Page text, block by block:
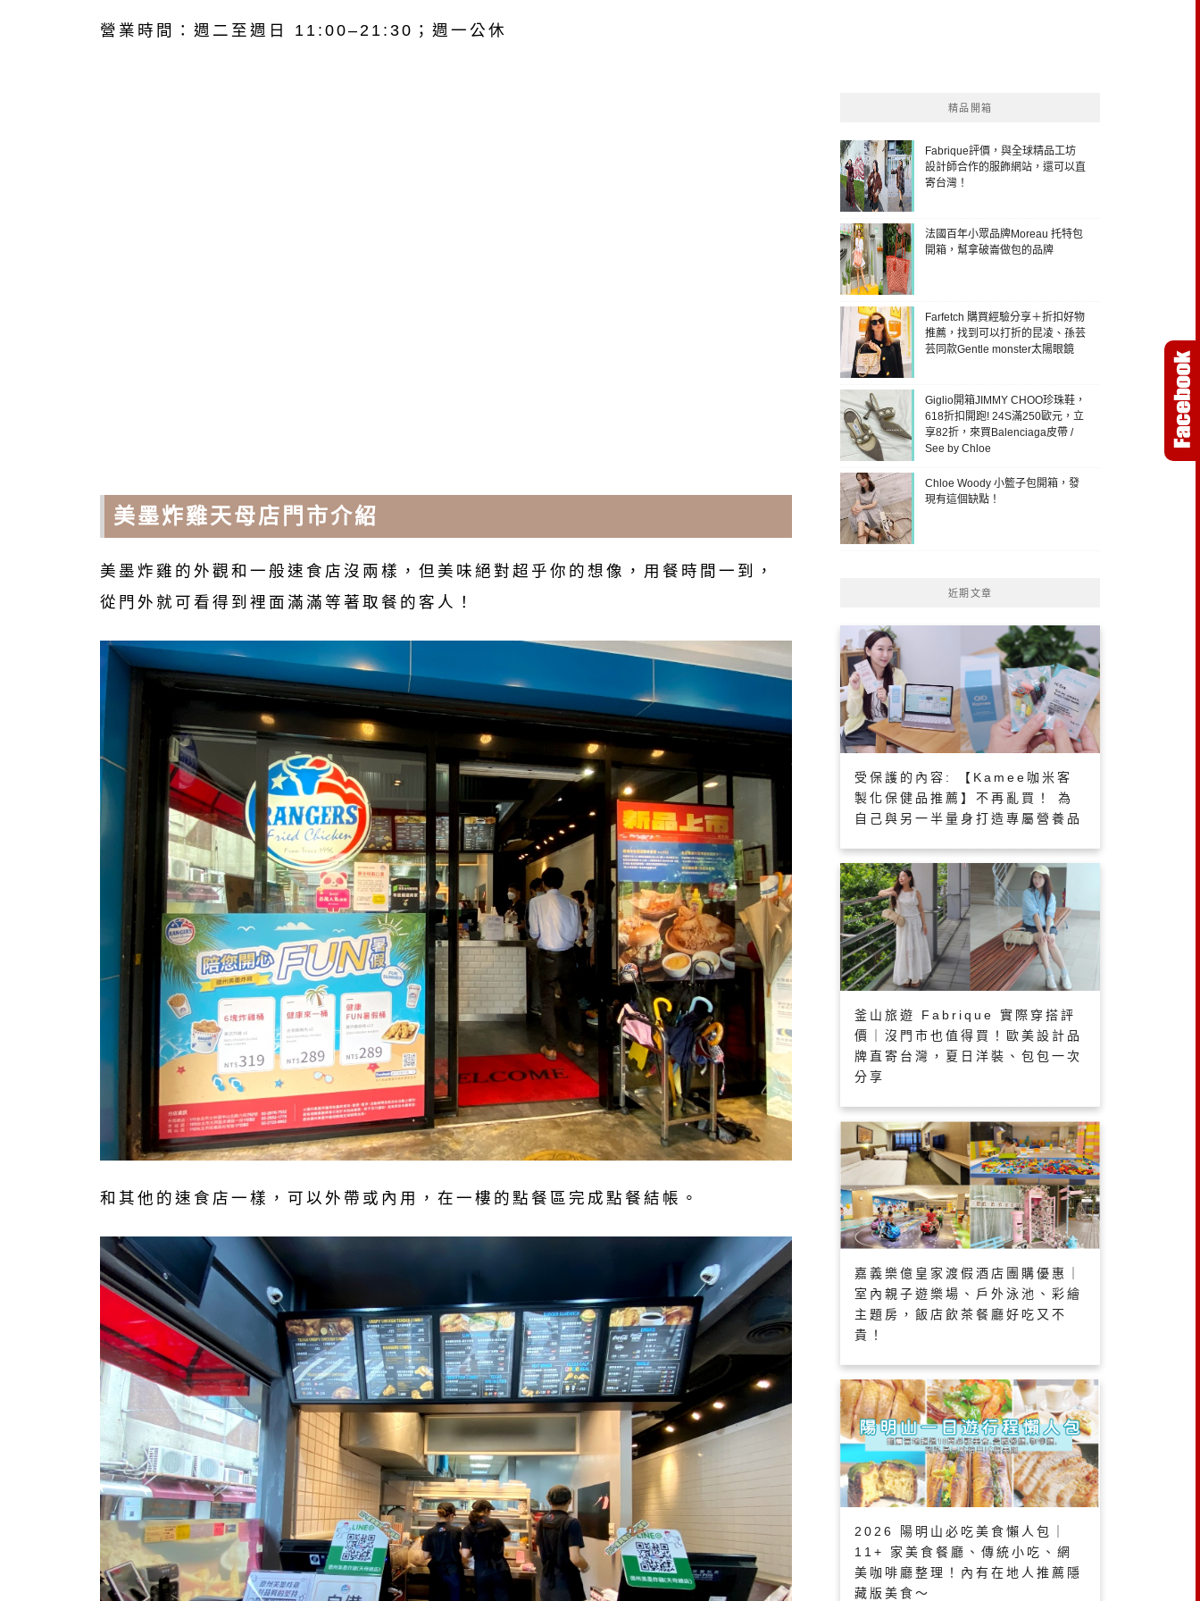
營業時間：週二至週日 11:00–21:30；週一公休
美墨炸雞天母店門市介紹
美墨炸雞的外觀和一般速食店沒兩樣，但美味絕對超乎你的想像，用餐時間一到，
從門外就可看得到裡面滿滿等著取餐的客人！
和其他的速食店一樣，可以外帶或內用，在一樓的點餐區完成點餐結帳。
精品開箱
Fabrique評價，與全球精品工坊
設計師合作的服飾網站，還可以直
寄台灣！
法國百年小眾品牌Moreau 托特包
開箱，幫拿破崙做包的品牌
Farfetch 購買經驗分享＋折扣好物
推薦，找到可以打折的昆凌、孫芸
芸同款Gentle monster太陽眼鏡
Giglio開箱JIMMY CHOO珍珠鞋，
618折扣開跑! 24S滿250歐元，立
享82折，來買Balenciaga皮帶 /
See by Chloe
Chloe Woody 小籃子包開箱，發
現有這個缺點！
近期文章
受保護的內容: 【Kamee咖米客
製化保健品推薦】不再亂買！ 為
自己與另一半量身打造專屬營養品
釜山旅遊 Fabrique 實際穿搭評
價｜沒門市也值得買！歐美設計品
牌直寄台灣，夏日洋裝、包包一次
分享
嘉義樂億皇家渡假酒店團購優惠｜
室內親子遊樂場、戶外泳池、彩繪
主題房，飯店飲茶餐廳好吃又不
貴！
2026 陽明山必吃美食懶人包｜
11+ 家美食餐廳、傳統小吃、網
美咖啡廳整理！內有在地人推薦隱
藏版美食～